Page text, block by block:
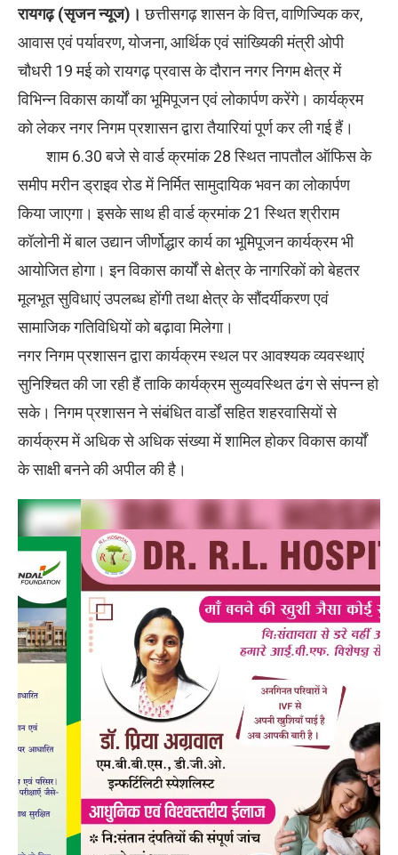
रायगढ़ (सृजन न्यूज)।छत्तीसगढ़ शासन के वित्त, वाणिज्यिक कर,
आवास एवं पर्यावरण, योजना, आर्थिक एवं सांख्यिकी मंत्री ओपी
चौधरी 19 मई को रायगढ़ प्रवास के दौरान नगर निगम क्षेत्र में
विभिन्न विकास कार्यों का भूमिपूजन एवं लोकार्पण करेंगे। कार्यक्रम
को लेकर नगर निगम प्रशासन द्वारा तैयारियां पूर्ण कर ली गई हैं।
शाम 6.30 बजे से वार्ड क्रमांक 28 स्थित नापतौल ऑफिस के
समीप मरीन ड्राइव रोड में निर्मित सामुदायिक भवन का लोकार्पण
किया जाएगा। इसके साथ ही वार्ड क्रमांक 21 स्थित श्रीराम
कॉलोनी में बाल उद्यान जीर्णोद्धार कार्य का भूमिपूजन कार्यक्रम भी
आयोजित होगा। इन विकास कार्यों से क्षेत्र के नागरिकों को बेहतर
मूलभूत सुविधाएं उपलब्ध होंगी तथा क्षेत्र के सौंदर्यीकरण एवं
सामाजिक गतिविधियों को बढ़ावा मिलेगा।
नगर निगम प्रशासन द्वारा कार्यक्रम स्थल पर आवश्यक व्यवस्थाएं
सुनिश्चित की जा रही हैं ताकि कार्यक्रम सुव्यवस्थित ढंग से संपन्न हो
सके। निगम प्रशासन ने संबंधित वार्डों सहित शहरवासियों से
कार्यक्रम में अधिक से अधिक संख्या में शामिल होकर विकास कार्यों
के साक्षी बनने की अपील की है।